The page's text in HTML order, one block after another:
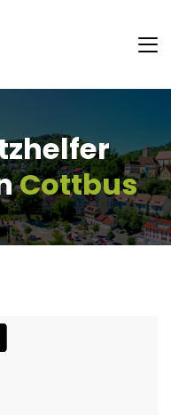
Cottbus